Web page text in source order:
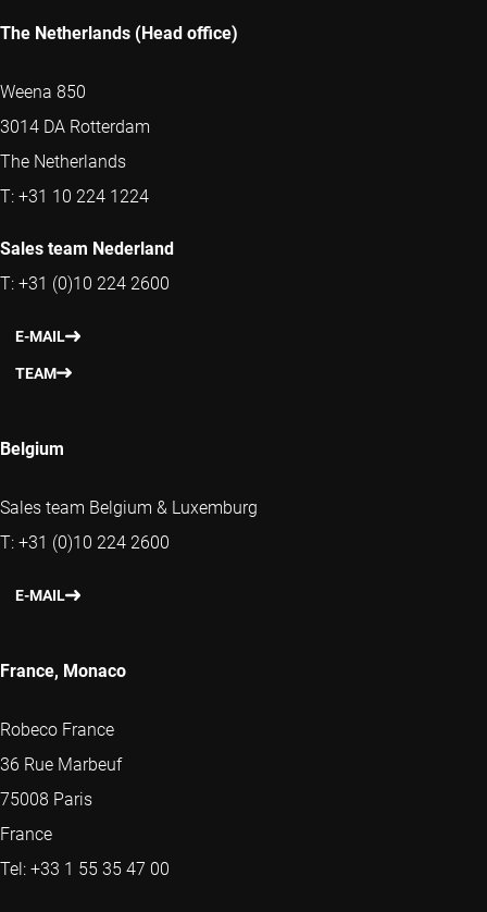
The Netherlands (Head office)
Weena 850
3014 DA Rotterdam
The Netherlands
T: +31 10 224 1224
Sales team Nederland
T: +31 (0)10 224 2600
E-MAIL
TEAM
Belgium
Sales team Belgium & Luxemburg
T: +31 (0)10 224 2600
E-MAIL
France, Monaco
Robeco France
36 Rue Marbeuf
75008 Paris
France
Tel: +33 1 55 35 47 00